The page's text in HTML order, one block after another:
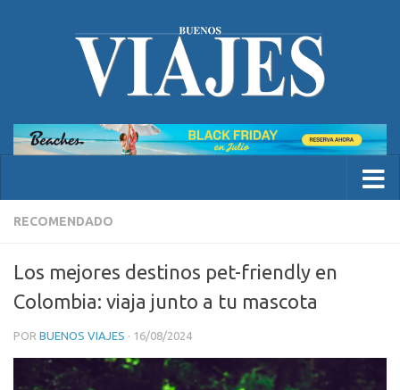
RECOMENDADO
Los mejores destinos pet-friendly en
Colombia: viaja junto a tu mascota
POR BUENOS VIAJES · 16/08/2024